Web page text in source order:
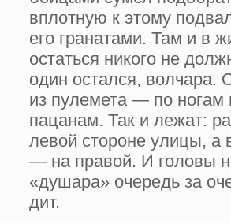
вплотную к этому
его гра­натами. Там и в
остаться никого не
один остался, волчара.
из пулемета — по
паца­нам. Так и лежат:
левой стороне улицы, а
— на правой. И головы
«душара» очередь за
дит.